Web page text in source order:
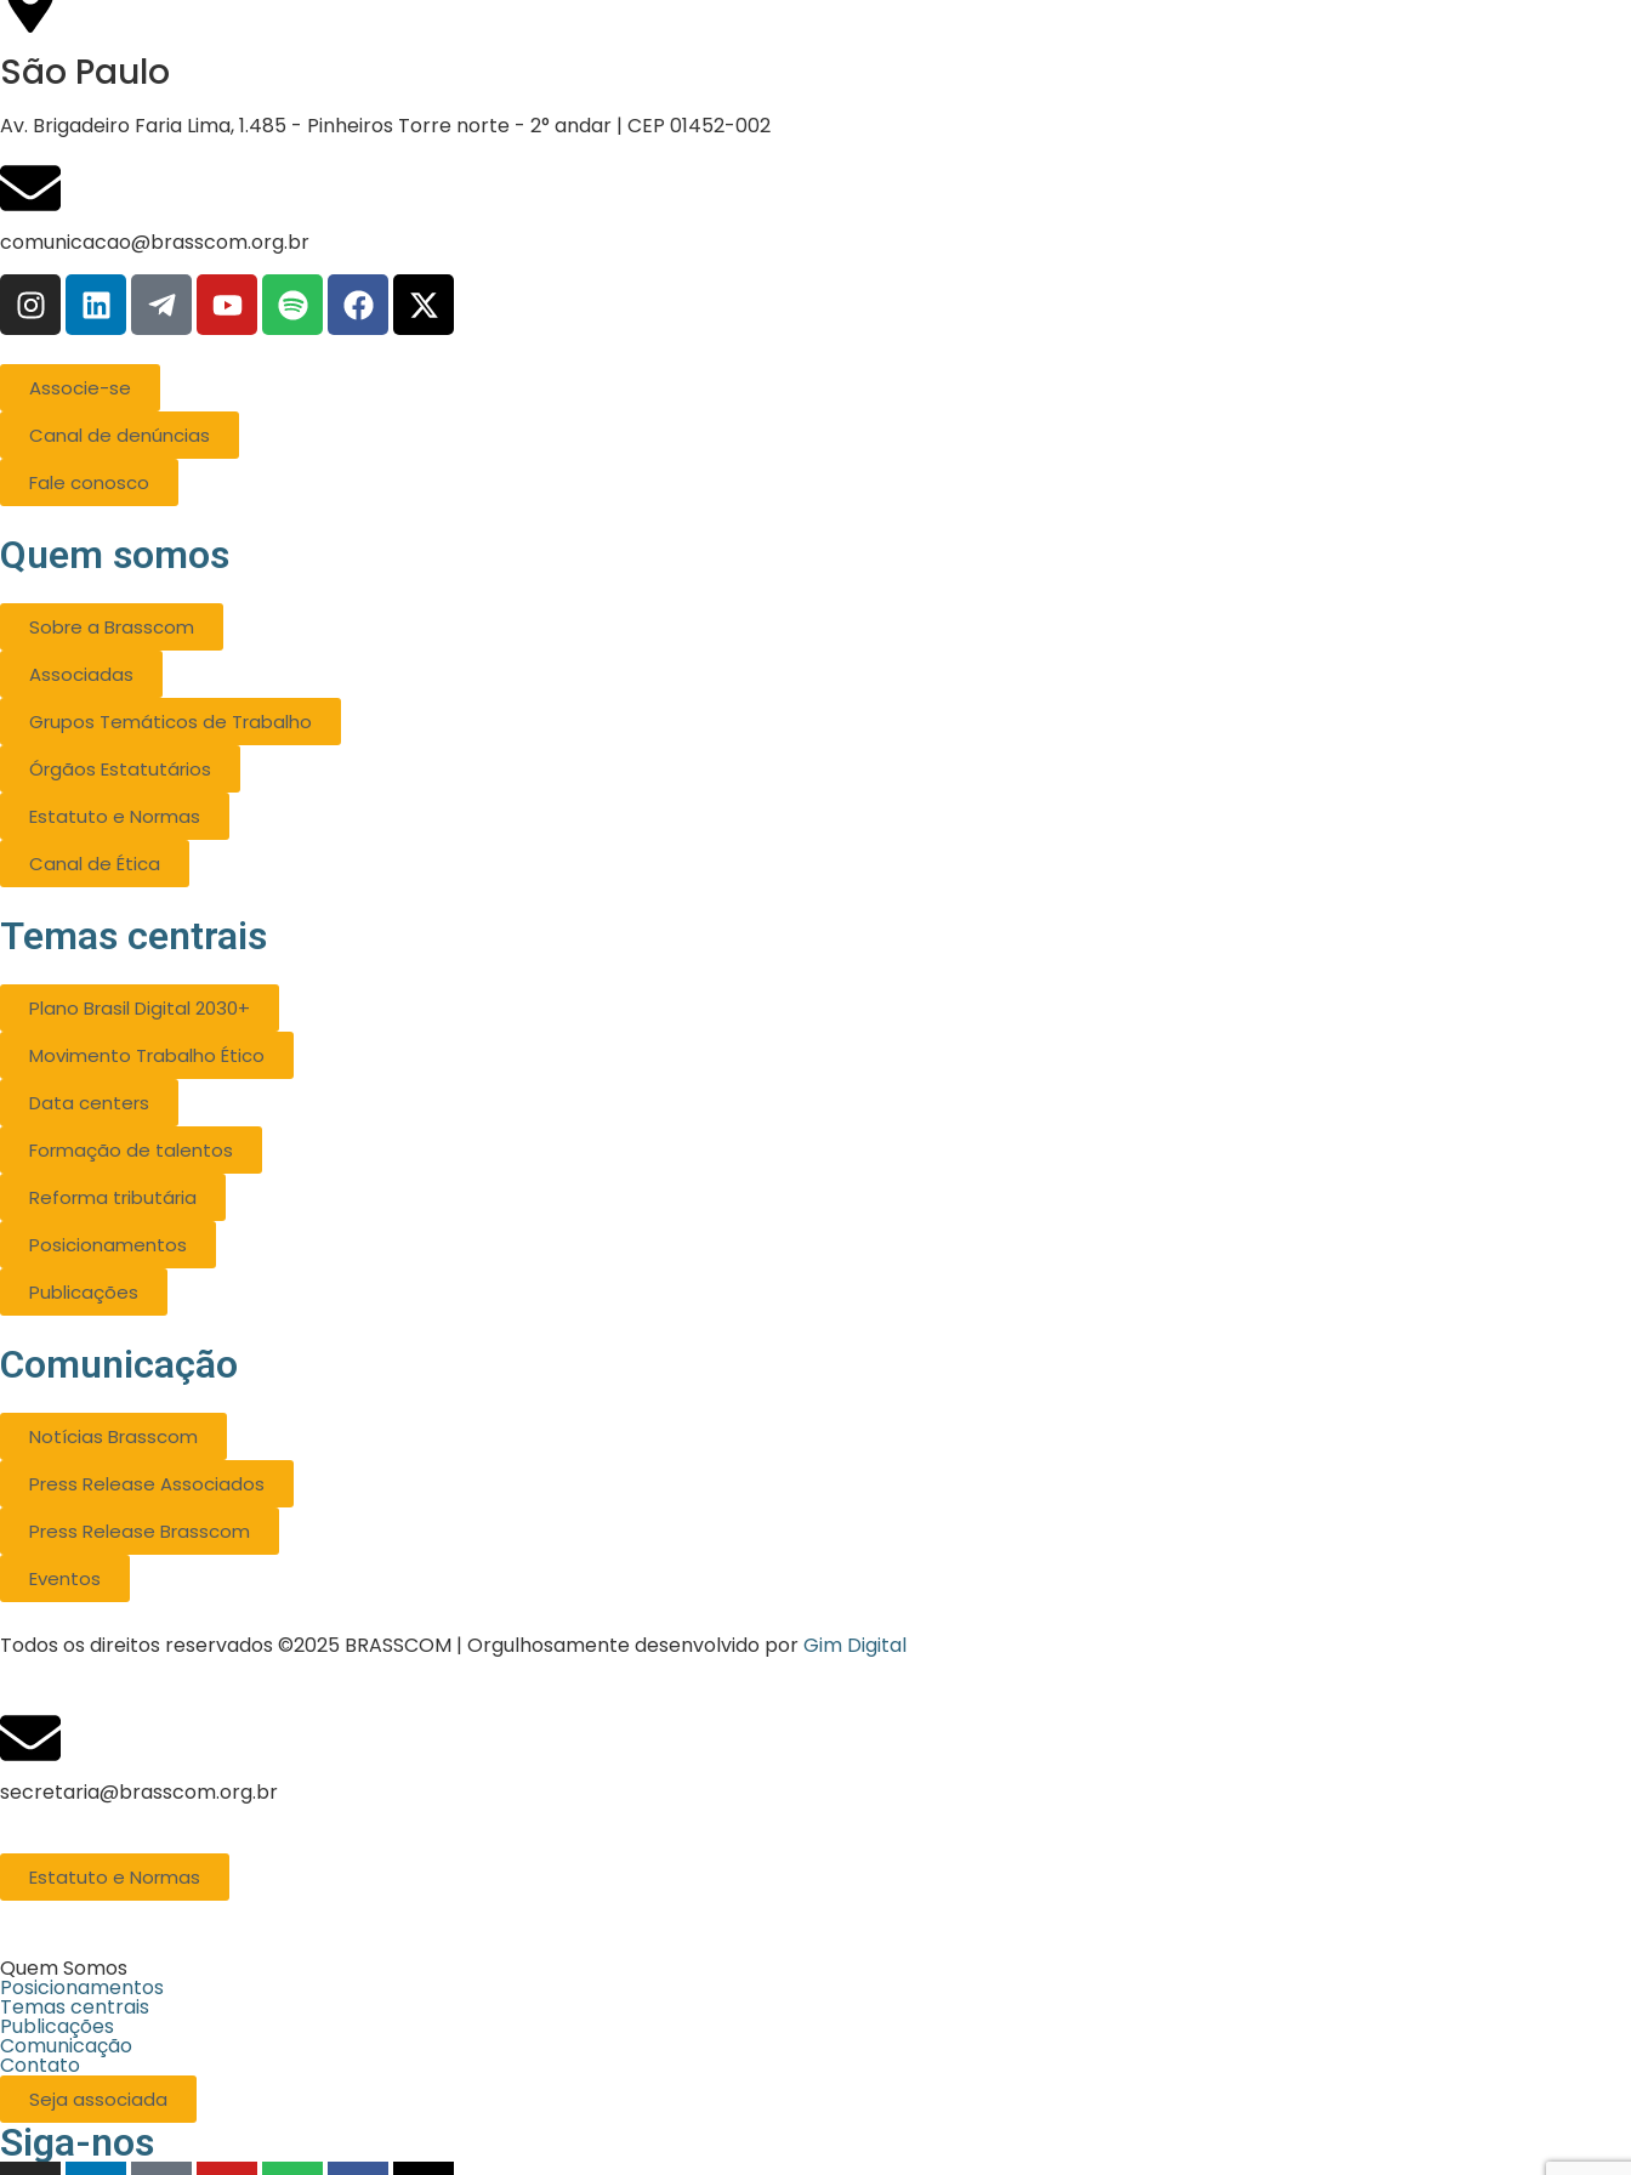
São Paulo
Av. Brigadeiro Faria Lima, 1.485 - Pinheiros Torre norte - 2° andar | CEP 01452-002
comunicacao@brasscom.org.br
Associe-se
Canal de denúncias
Fale conosco
Quem somos
Sobre a Brasscom
Associadas
Grupos Temáticos de Trabalho
Órgãos Estatutários
Estatuto e Normas
Canal de Ética
Temas centrais
Plano Brasil Digital 2030+
Movimento Trabalho Ético
Data centers
Formação de talentos
Reforma tributária
Posicionamentos
Publicações
Comunicação
Notícias Brasscom
Press Release Associados
Press Release Brasscom
Eventos
Todos os direitos reservados ©2025 BRASSCOM | Orgulhosamente desenvolvido porGim Digital
secretaria@brasscom.org.br
Estatuto e Normas
Quem Somos
Posicionamentos
Temas centrais
Publicações
Comunicação
Contato
Seja associada
Siga-nos